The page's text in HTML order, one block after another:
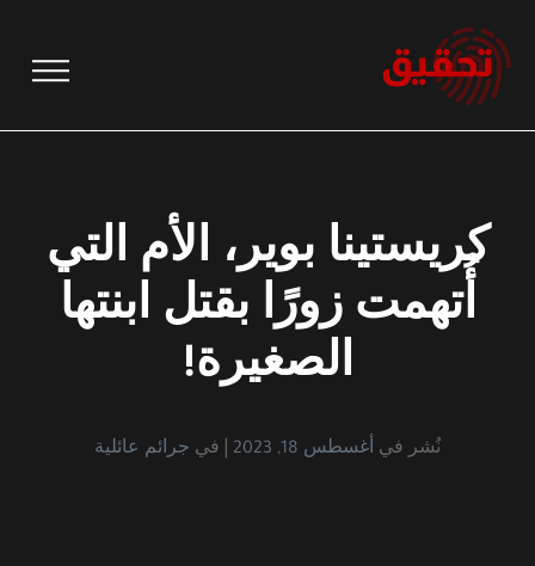
إلى
المحتوى
كريستينا بوير، الأم التي
أُتهمت زورًا بقتل ابنتها
الصغيرة!
نُشر في أغسطس 18, 2023 في جرائم عائلية